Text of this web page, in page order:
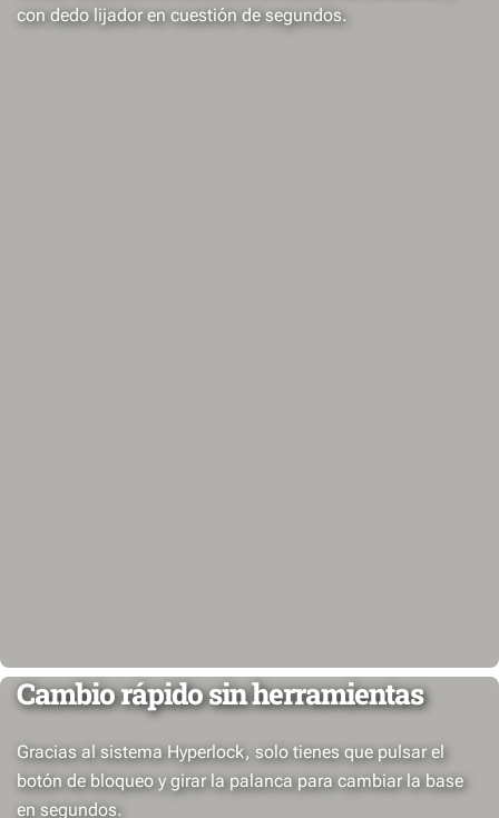
con dedo lijador en cuestión de segundos.
Cambio rápido sin herramientas
Gracias al sistema Hyperlock, solo tienes que pulsar el
botón de bloqueo y girar la palanca para cambiar la base
en segundos.